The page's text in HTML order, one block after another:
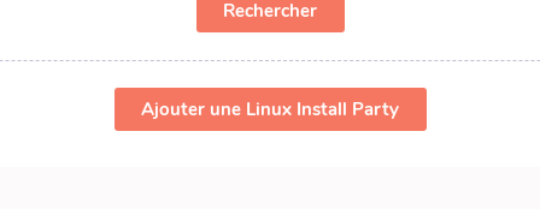
Rechercher
Ajouter une Linux Install Party